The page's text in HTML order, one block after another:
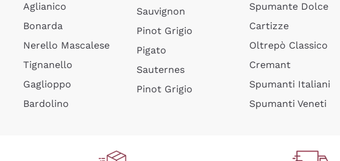
Aglianico
Bonarda
Nerello Mascalese
Tignanello
Gaglioppo
Bardolino
Sauvignon
Pinot Grigio
Pigato
Sauternes
Pinot Grigio
Spumante Dolce
Cartizze
Oltrepò Classico
Cremant
Spumanti Italiani
Spumanti Veneti